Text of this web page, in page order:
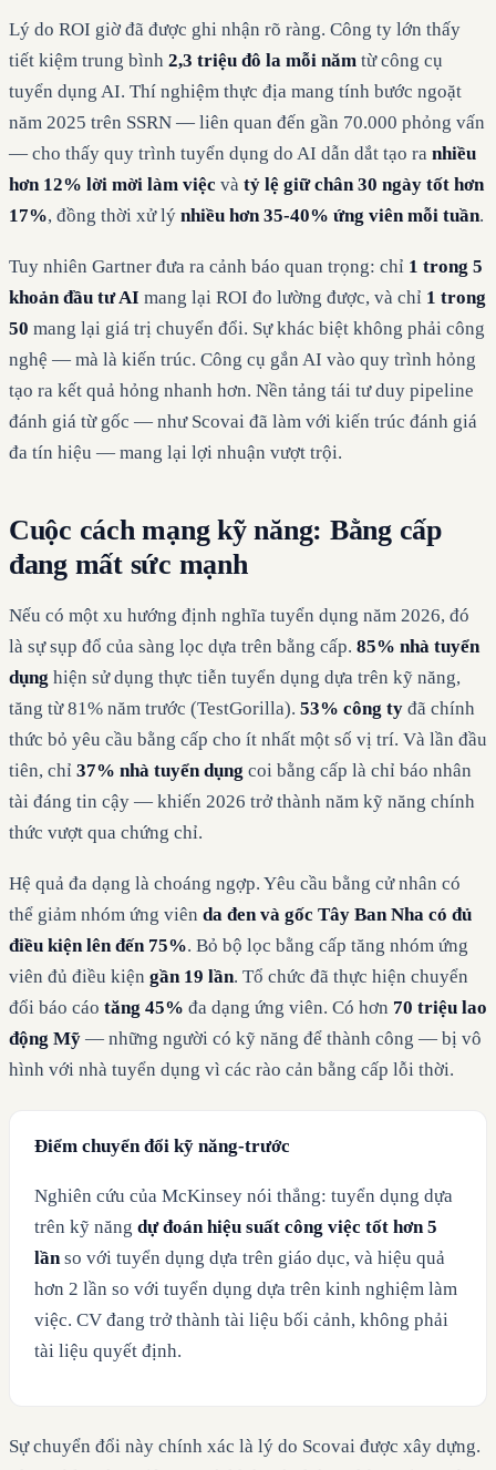
Lý do ROI giờ đã được ghi nhận rõ ràng. Công ty lớn thấy
tiết kiệm trung bình 2,3 triệu đô la mỗi năm từ công cụ
tuyển dụng AI. Thí nghiệm thực địa mang tính bước ngoặt
năm 2025 trên SSRN — liên quan đến gần 70.000 phỏng vấn
— cho thấy quy trình tuyển dụng do AI dẫn dắt tạo ra nhiều
hơn 12% lời mời làm việc và tỷ lệ giữ chân 30 ngày tốt hơn
17%, đồng thời xử lý nhiều hơn 35-40% ứng viên mỗi tuần.
Tuy nhiên Gartner đưa ra cảnh báo quan trọng: chỉ 1 trong 5
khoản đầu tư AI mang lại ROI đo lường được, và chỉ 1 trong
50 mang lại giá trị chuyển đổi. Sự khác biệt không phải công
nghệ — mà là kiến trúc. Công cụ gắn AI vào quy trình hỏng
tạo ra kết quả hỏng nhanh hơn. Nền tảng tái tư duy pipeline
đánh giá từ gốc — như Scovai đã làm với kiến trúc đánh giá
đa tín hiệu — mang lại lợi nhuận vượt trội.
Cuộc cách mạng kỹ năng: Bằng cấp
đang mất sức mạnh
Nếu có một xu hướng định nghĩa tuyển dụng năm 2026, đó
là sự sụp đổ của sàng lọc dựa trên bằng cấp. 85% nhà tuyển
dụng hiện sử dụng thực tiễn tuyển dụng dựa trên kỹ năng,
tăng từ 81% năm trước (TestGorilla). 53% công ty đã chính
thức bỏ yêu cầu bằng cấp cho ít nhất một số vị trí. Và lần đầu
tiên, chỉ 37% nhà tuyển dụng coi bằng cấp là chỉ báo nhân
tài đáng tin cậy — khiến 2026 trở thành năm kỹ năng chính
thức vượt qua chứng chỉ.
Hệ quả đa dạng là choáng ngợp. Yêu cầu bằng cử nhân có
thể giảm nhóm ứng viên da đen và gốc Tây Ban Nha có đủ
điều kiện lên đến 75%. Bỏ bộ lọc bằng cấp tăng nhóm ứng
viên đủ điều kiện gần 19 lần. Tổ chức đã thực hiện chuyển
đổi báo cáo tăng 45% đa dạng ứng viên. Có hơn 70 triệu lao
động Mỹ — những người có kỹ năng để thành công — bị vô
hình với nhà tuyển dụng vì các rào cản bằng cấp lỗi thời.
Điểm chuyển đổi kỹ năng-trước
Nghiên cứu của McKinsey nói thẳng: tuyển dụng dựa
trên kỹ năng dự đoán hiệu suất công việc tốt hơn 5
lầnso với tuyển dụng dựa trên giáo dục, và hiệu quả
hơn 2 lần so với tuyển dụng dựa trên kinh nghiệm làm
việc. CV đang trở thành tài liệu bối cảnh, không phải
tài liệu quyết định.
Sự chuyển đổi này chính xác là lý do Scovai được xây dựng.